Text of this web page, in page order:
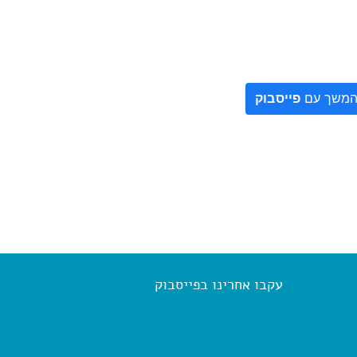
המשך עם פייסבוק
עקבו אחרינו בפייסבוק